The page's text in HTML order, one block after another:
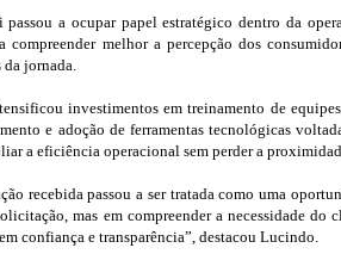
passou a ocupar papel estratégico dentro da
compreender melhor a percepção dos
da jornada.
investimentos em treinamento de
e adoção de ferramentas tecnológicas
a eficiência operacional sem perder a
recebida passou a ser tratada como uma
mas em compreender a necessidade
confiança e transparência”, destacou Lucindo.